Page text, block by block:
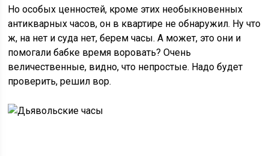
Но особых ценностей, кроме этих необыкновенных
антикварных часов, он в квартире не обнаружил. Ну что
ж, на нет и суда нет, берем часы. А может, это они и
помогали бабке время воровать? Очень
величественные, видно, что непростые. Надо будет
проверить, решил вор.